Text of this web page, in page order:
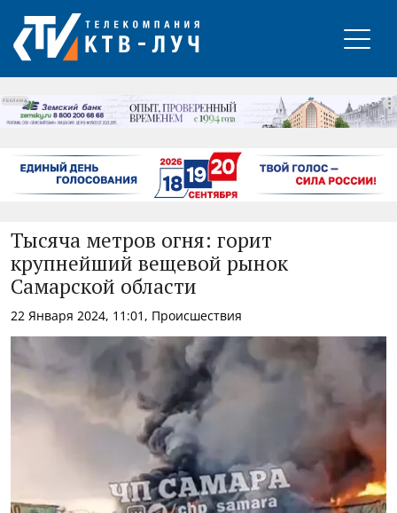
РЕКЛАМА
Тысяча метров огня: горит
крупнейший вещевой рынок
Самарской области
22 Января 2024, 11:01, Происшествия